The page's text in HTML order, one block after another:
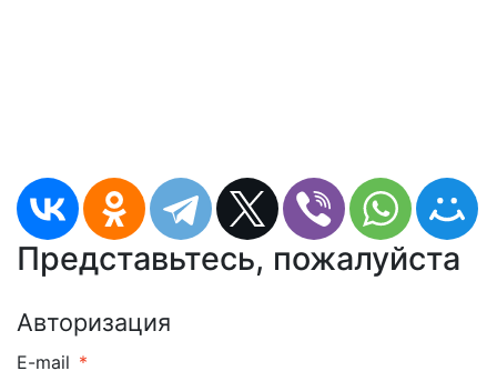
Представьтесь, пожалуйста
Авторизация
E-mail